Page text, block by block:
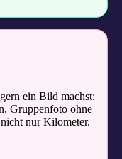
ein Bild machst:
Gruppenfoto ohne
nur Kilometer.